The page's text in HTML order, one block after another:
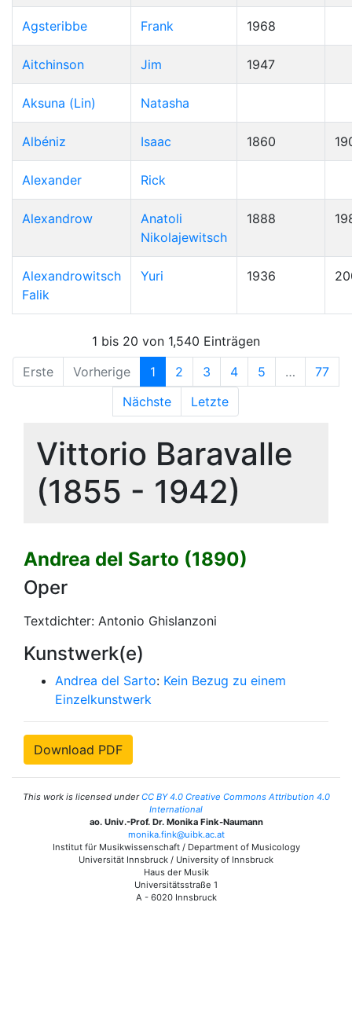
Agsteribbe Frank 1968
Aitchinson Jim 1947
Aksuna (Lin) Natasha
Albéniz Isaac 1860
Alexander Rick
Alexandrow
Anatoli
Nikolajewitsch
1888
Alexandrowitsch
Falik
Yuri 1936
1 bis 20 von 1,540 Einträgen
Erste
Vorherige 1 2 3 4 5 …
77
Nächste
Letzte
Vittorio Baravalle
(1855 - 1942)
Andrea del Sarto (1890)
Oper
Textdichter: Antonio Ghislanzoni
Kunstwerk(e)
Andrea del Sarto: Kein Bezug zu einem
Einzelkunstwerk
Download PDF
This work is licensed underCC BY 4.0 Creative Commons Attribution 4.0
International
ao. Univ.-Prof. Dr. Monika Fink-Naumann
monika.fink@uibk.ac.at
Institut für Musikwissenschaft / Department of Musicology
Universität Innsbruck / University of Innsbruck
Haus der Musik
Universitätsstraße 1
A - 6020 Innsbruck